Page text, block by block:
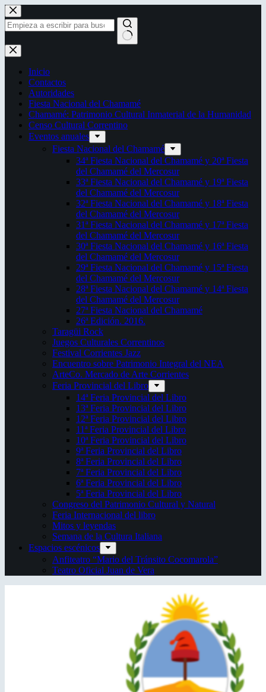
Saltar
al
contenido
Sin
resultados
Inicio
Contactos
Autoridades
Fiesta Nacional del Chamamé
Chamamé: Patrimonio Cultural Inmaterial de la Humanidad
Censo Cultural Correntino
Eventos anuales
Fiesta Nacional del Chamamé
34ª Fiesta Nacional del Chamamé y 20ª Fiesta
del Chamamé del Mercosur
33ª Fiesta Nacional del Chamamé y 19ª Fiesta
del Chamamé del Mercosur
32ª Fiesta Nacional del Chamamé y 18ª Fiesta
del Chamamé del Mercosur
31ª Fiesta Nacional del Chamamé y 17ª Fiesta
del Chamamé del Mercosur
30ª Fiesta Nacional del Chamamé y 16ª Fiesta
del Chamamé del Mercosur
29ª Fiesta Nacional del Chamamé y 15ª Fiesta
del Chamamé del Mercosur
28ª Fiesta Nacional del Chamamé y 14ª Fiesta
del Chamamé del Mercosur
27ª Fiesta Nacional del Chamamé
26ª Edición. 2016.
Taragüi Rock
Juegos Culturales Correntinos
Festival Corrientes Jazz
Encuentro sobre Patrimonio Integral del NEA
ArteCo. Mercado de Arte Corrientes
Feria Provincial del Libro
14ª Feria Provincial del Libro
13ª Feria Provincial del Libro
12ª Feria Provincial del Libro
11ª Feria Provincial del Libro
10ª Feria Provincial del Libro
9ª Feria Provincial del Libro
8ª Feria Provincial del Libro
7ª Feria Provincial del Libro
6ª Feria Provincial del Libro
5ª Feria Provincial del Libro
Congreso del Patrimonio Cultural y Natural
Feria Internacional del libro
Mitos y leyendas
Semana de la Cultura Italiana
Espacios escénicos
Anfiteatro “Mario del Tránsito Cocomarola”
Teatro Oficial Juan de Vera